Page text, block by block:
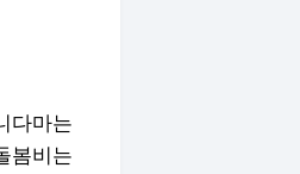
다마는
봄비는